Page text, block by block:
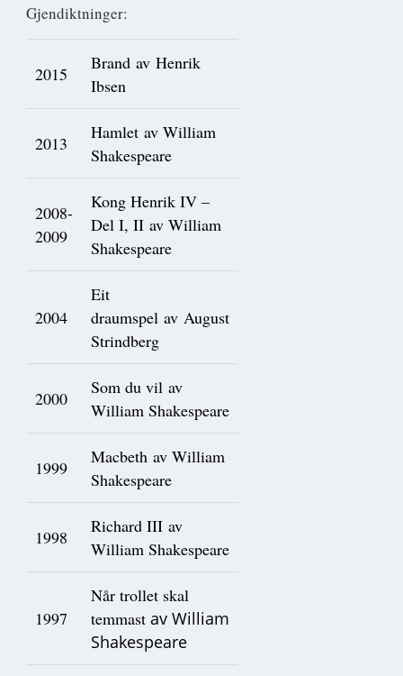
Gjendiktninger:
2015
Brand av Henrik
Ibsen
2013
Hamlet av William
Shakespeare
2008-
2009
Kong Henrik IV –
Del I, II av William
Shakespeare
2004
Eit
draumspel av August
Strindberg
2000
Som du vil av
William Shakespeare
1999
Macbeth av William
Shakespeare
1998
Richard III av
William Shakespeare
1997
Når trollet skal
temmast av William
Shakespeare